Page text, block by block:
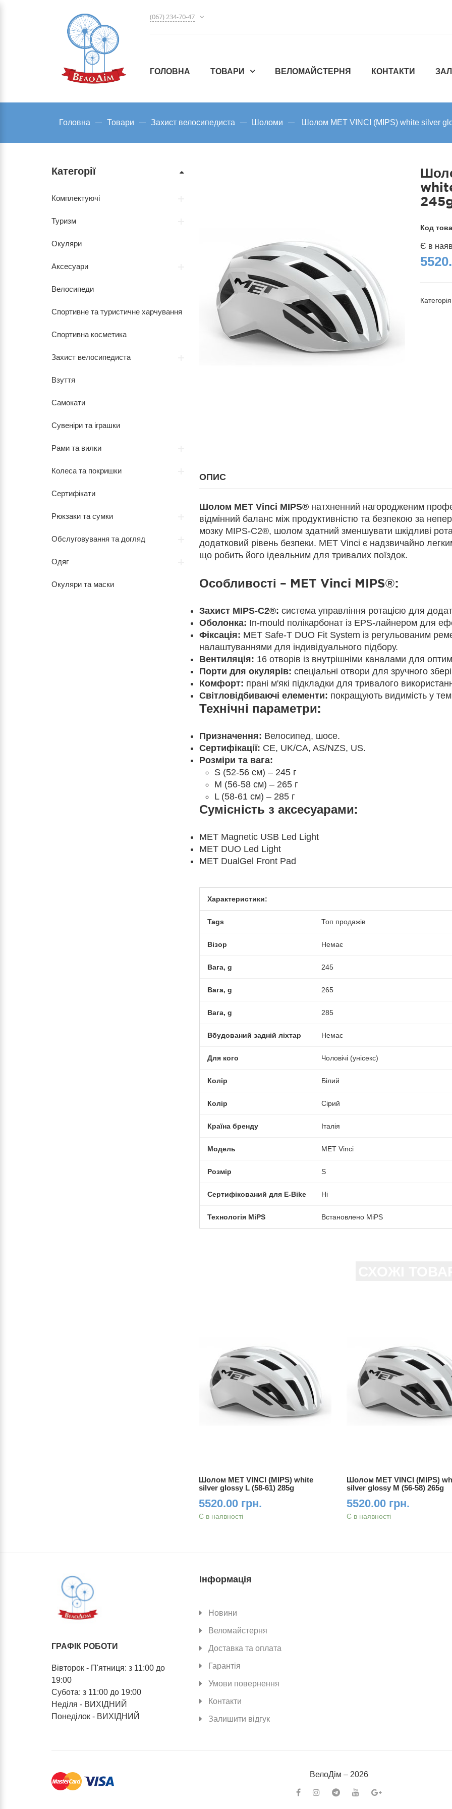
(067) 234-70-47
ГОЛОВНА ТОВАРИ ВЕЛОМАЙСТЕРНЯ КОНТАКТИ
Головна Товари Захист велосипедиста Шоломи Шолом MET VINCI (MIPS) white silver
Код
Є в
ОПИС
Шолом MET Vinci MIPS®натхненний нагородженим
відмінний баланс між продуктивністю та безпекою за
мозку MIPS-C2®, шолом здатний зменшувати шкідливі
додатковий рівень безпеки. MET Vinci є надзвичайно
що робить його ідеальним для тривалих поїздок.
Особливості – MET Vinci MIPS®:
Захист MIPS-C2®: система управління ротацією для
Оболонка: In-mould полікарбонат із EPS-лайнером для
Фіксація: MET Safe-T DUO Fit System із регульованим
налаштуваннями для індивідуального підбору.
Вентиляція: 16 отворів із внутрішніми каналами для
Порти для окулярів: спеціальні отвори для зручного
Комфорт: прані м'які підкладки для тривалого
Світловідбиваючі елементи: покращують видимість у
Технічні параметри:
Призначення: Велосипед, шосе.
Сертифікації: CE, UK/CA, AS/NZS, US.
Розміри та вага:
S (52-56 см) – 245 г
M (56-58 см) – 265 г
L (58-61 см) – 285 г
Сумісність з аксесуарами:
MET Magnetic USB Led Light
MET DUO Led Light
MET DualGel Front Pad
Характеристики:
Tags Топ продажів
Візор Немає
Вага, g 245
Вага, g 265
Вага, g 285
Вбудований задній ліхтар Немає
Для кого Чоловічі (унісекс)
Колір Білий
Колір Сірий
Країна бренду Італія
Модель MET Vinci
Розмір S
Сертифікований для E-Bike Ні
Технологія MiPS Встановлено MiPS
Шолом MET VINCI (MIPS) white
silver glossy L (58-61) 285g
5520.00 грн.
Є в наявності
Шолом MET VINCI (MIPS)
silver glossy M (56-58) 265g
5520.00 грн.
Є в наявності
Категорії
Комплектуючі
Туризм
Окуляри
Аксесуари
Велосипеди
Спортивне та туристичне харчування
Спортивна косметика
Захист велосипедиста
Взуття
Самокати
Сувеніри та іграшки
Рами та вилки
Колеса та покришки
Сертифікати
Рюкзаки та сумки
Обслуговування та догляд
Одяг
Окуляри та маски
ГРАФІК РОБОТИ
Вівторок - П'ятниця: з 11:00 до
19:00
Субота: з 11:00 до 19:00
Неділя - ВИХІДНИЙ
Понеділок - ВИХІДНИЙ
Інформація
Новини
Веломайстерня
Доставка та оплата
Гарантія
Умови повернення
Контакти
Залишити відгук
ВелоДiм – 2026